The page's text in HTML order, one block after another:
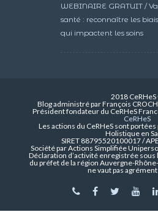
WEBINAIRE GRATUIT /
santé : reconnaître les
qui impactent les soins
2018
Blog administré par François
Président fondateur du CeRHeS
CeRHeS
Les actions du CeRHeS sont
Holistique en
SIRET 88795520100017 /
Société par Actions Simplifiée
Déclaration d’activité enregistrée
du préfet de la région Auvergne-
ne vaut pas agrément